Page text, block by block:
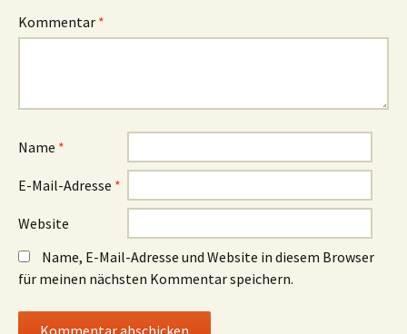
Kommentar *
Name *
E-Mail-Adresse *
Website
Name, E-Mail-Adresse und Website in diesem Browser
für meinen nächsten Kommentar speichern.